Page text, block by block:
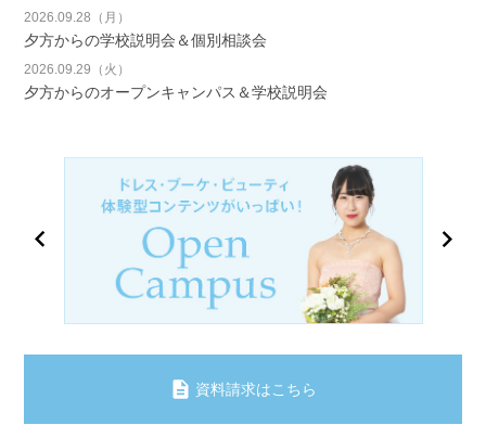
2026.09.28（月）
夕方からの学校説明会＆個別相談会
2026.09.29（火）
夕方からのオープンキャンパス＆学校説明会
資料請求はこちら